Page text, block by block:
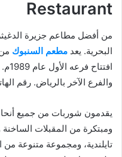
Restaurant
من أفضل مطاعم جزيرة
البحرية. يعد مطعم السنبوك
والفرع الآخر بالرياض. رقم الهاتف
يقدمون شوربات من جميع
ومبتكرة من المقبلات الساخنة
تايلندية، ومجموعة متنوعة